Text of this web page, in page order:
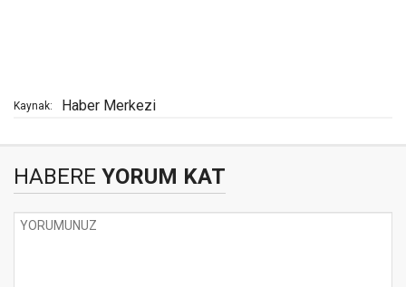
Kaynak: Haber Merkezi
HABERE YORUM KAT